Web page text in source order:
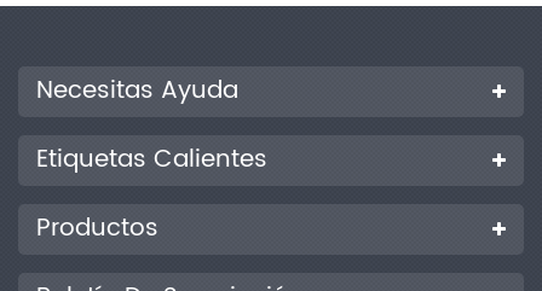
Necesitas Ayuda
Etiquetas Calientes
Productos